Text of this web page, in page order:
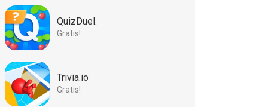
QuizDuel.
Gratis!
Trivia.io
Gratis!